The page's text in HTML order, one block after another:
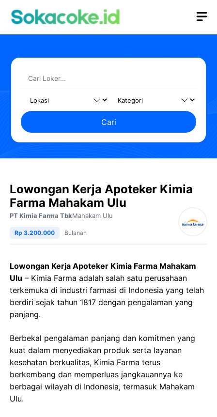
Cari
Lowongan Kerja Apoteker Kimia
Farma Mahakam Ulu
PT Kimia Farma TbkMahakam Ulu
Rp 3.200.000 Bulanan
Lowongan Kerja Apoteker Kimia Farma Mahakam
Ulu – Kimia Farma adalah salah satu perusahaan
terkemuka di industri farmasi di Indonesia yang telah
berdiri sejak tahun 1817 dengan pengalaman yang
panjang.
Berbekal pengalaman panjang dan komitmen yang
kuat dalam menyediakan produk serta layanan
kesehatan berkualitas, Kimia Farma terus
berkembang dan memperluas jangkauannya ke
berbagai wilayah di Indonesia, termasuk Mahakam
Ulu.